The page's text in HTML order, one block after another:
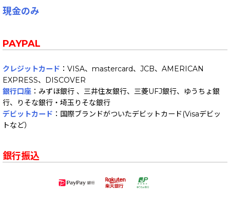
現金のみ
PAYPAL
クレジットカード ：VISA、mastercard、JCB、AMERICAN
EXPRESS、DISCOVER
銀行口座 ：みずほ銀行 、三井住友銀行、三菱UFJ銀行、ゆうちょ銀
行、りそな銀行・埼玉りそな銀行
デビットカード ：国際ブランドがついたデビットカード(Visaデビッ
トなど）
銀行振込